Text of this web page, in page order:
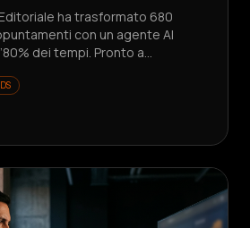
ha trasformato 680
con un agente AI
dei tempi. Pronto a